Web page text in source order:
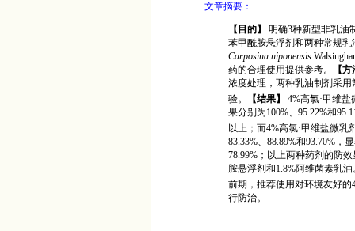
文章摘要：
【目的】 明确3种新型非乳油
苯甲酰胺悬浮剂和两种常规乳
Carposina niponensis
药的合理使用提供参考。
【
浓度处理，两种乳油制剂采
验。
【结果】 4%高氯·甲维盐
果分别为100%、95.22%和
以上；而4%高氯·甲维盐微乳
83.33%、88.89%和93.70% ，
78.99% ；以上两种药剂的防
胺悬浮剂和1.8%阿维菌素乳油
前期，推荐使用对环境友好的
行防治。